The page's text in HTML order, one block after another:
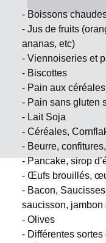
- Boissons
- Jus de fruits
ananas, etc)
- Viennoiseries et
- Biscottes
- Pain aux
- Pain sans gluten
- Lait Soja
- Céréales,
- Beurre,
- Pancake, sirop
- Œufs brouillés,
- Bacon,
saucisson, jambon
- Olives
- Différentes sortes